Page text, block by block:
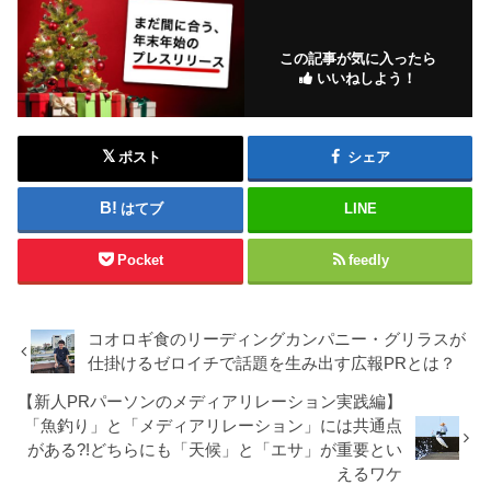
この記事が気に入ったら
いいねしよう！
ポスト シェア
はてブ LINE
Pocket feedly
コオロギ食のリーディングカンパニー・グリラスが
仕掛けるゼロイチで話題を生み出す広報PRとは？
【新人PRパーソンのメディアリレーション実践編】
「魚釣り」と「メディアリレーション」には共通点
がある?!どちらにも「天候」と「エサ」が重要とい
えるワケ